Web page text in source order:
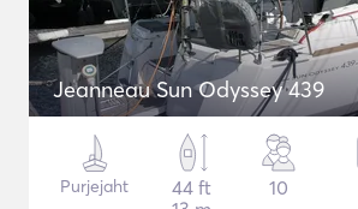
Jeanneau Sun Odyssey 439
Purjejaht
44 ft
10